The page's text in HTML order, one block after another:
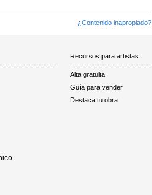
¿Contenido inapropiado?
Recursos para artistas
Alta gratuita
Guía para vender
Destaca tu obra